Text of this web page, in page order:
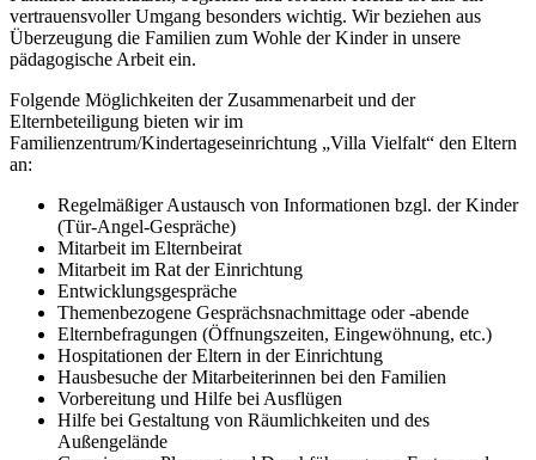
vertrauensvoller Umgang besonders wichtig. Wir beziehen aus
Überzeugung die Familien zum Wohle der Kinder in unsere
pädagogische Arbeit ein.
Folgende Möglichkeiten der Zusammenarbeit und der
Elternbeteiligung bieten wir im
Familienzentrum/Kindertageseinrichtung „Villa Vielfalt“ den Eltern
an:
Regelmäßiger Austausch von Informationen bzgl. der Kinder
(Tür-Angel-Gespräche)
Mitarbeit im Elternbeirat
Mitarbeit im Rat der Einrichtung
Entwicklungsgespräche
Themenbezogene Gesprächsnachmittage oder -abende
Elternbefragungen (Öffnungszeiten, Eingewöhnung, etc.)
Hospitationen der Eltern in der Einrichtung
Hausbesuche der Mitarbeiterinnen bei den Familien
Vorbereitung und Hilfe bei Ausflügen
Hilfe bei Gestaltung von Räumlichkeiten und des
Außengelände